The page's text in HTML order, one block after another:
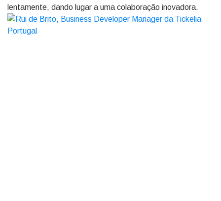
lentamente, dando lugar a uma colaboração inovadora.